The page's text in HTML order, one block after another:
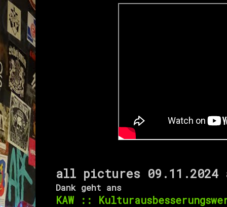
all pictures 09.11.2024
Dank geht ans
KAW ::